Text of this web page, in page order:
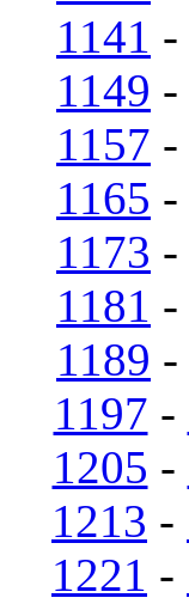
1141 -
1149 -
1157 -
1165 -
1173 -
1181 -
1189 -
1197 -
1205 -
1213 -
1221 -